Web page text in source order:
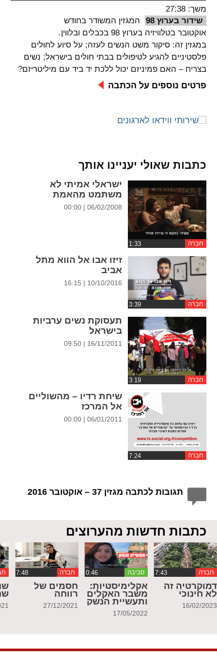
spellcheck
גופן קריא
ניגודיות צבעים
brightness_high
קו תחתי לקישורים
cached
איפוס
כל
flag
השארת
משוב
משך: 27:38
שידור בערוץ 98
המגזין המשודר בחודש
אוקטובר בטלוויזיה בערוץ 98 בכבלים ובלווין.
במגזין זה: סיקור משט הנשים לעזה; על סיוע לחולים
פלסטיניים להגיע לטיפולים בבתי חולים בישראל; נשים
בצריח – האם פמיניזם יכול ללכת יד ביד עם מיליטריזם?
פרטים נוספים על הכתבה
כתבות שאולי יעניינו אותך
חברה
ישראלי אמיתי לא
משתמט מהאמת
06/02/2008 | 00:00
חברה
זיזו אבו אל הווא מתל
אביב
10/10/2016 | 16:15
חברה
תעסוקת נשים ערביות
בישראל
16/11/2011 | 09:50
חברה
שיחת רדיו – מהשוליים
אל המרכז
06/01/2011 | 00:00
תגובות לכתבה מגזין 37 – אוקטובר 2016
כתבות חדשות מהערוצים
חברה
דמוקרטיה זה
לא חינוכי
16/02/2023
סביבה ‏0:46
אקלימיסטיות:
משבר האקלים
ותעשיית הנשק
17/05/2022
חברה
חסמים של
רווחה
27/12/2021